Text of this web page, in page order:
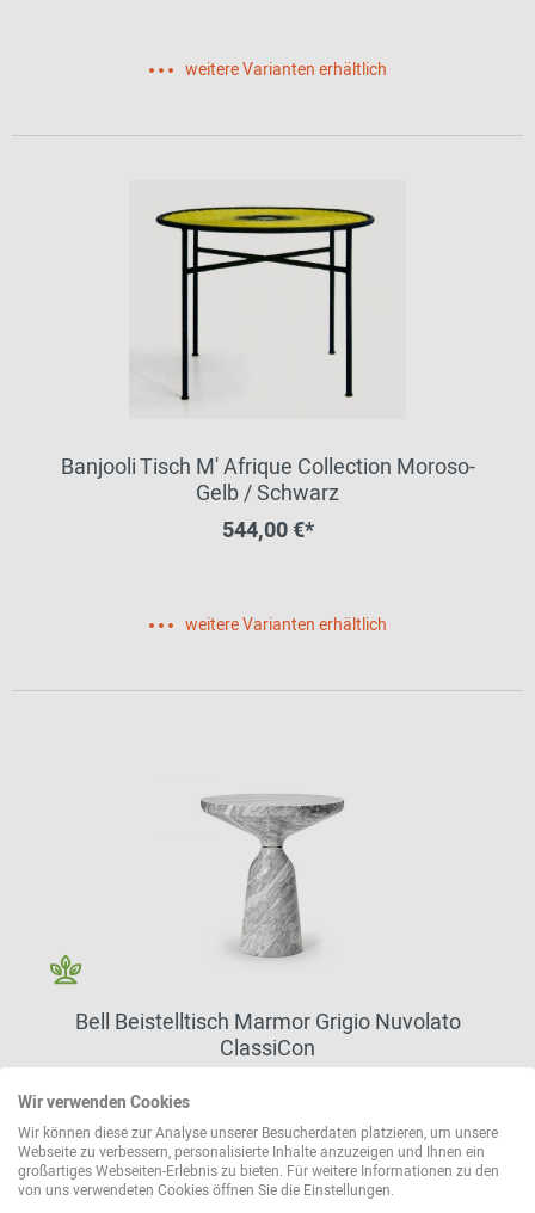
weitere Varianten erhältlich
Banjooli Tisch M' Afrique Collection Moroso-
Gelb / Schwarz
544,00 €*
weitere Varianten erhältlich
Bell Beistelltisch Marmor Grigio Nuvolato
ClassiCon
weitere Varianten erhältlich
Wir verwenden Cookies
Wir können diese zur Analyse unserer Besucherdaten platzieren, um unsere
Webseite zu verbessern, personalisierte Inhalte anzuzeigen und Ihnen ein
großartiges Webseiten-Erlebnis zu bieten. Für weitere Informationen zu den
von uns verwendeten Cookies öffnen Sie die Einstellungen.